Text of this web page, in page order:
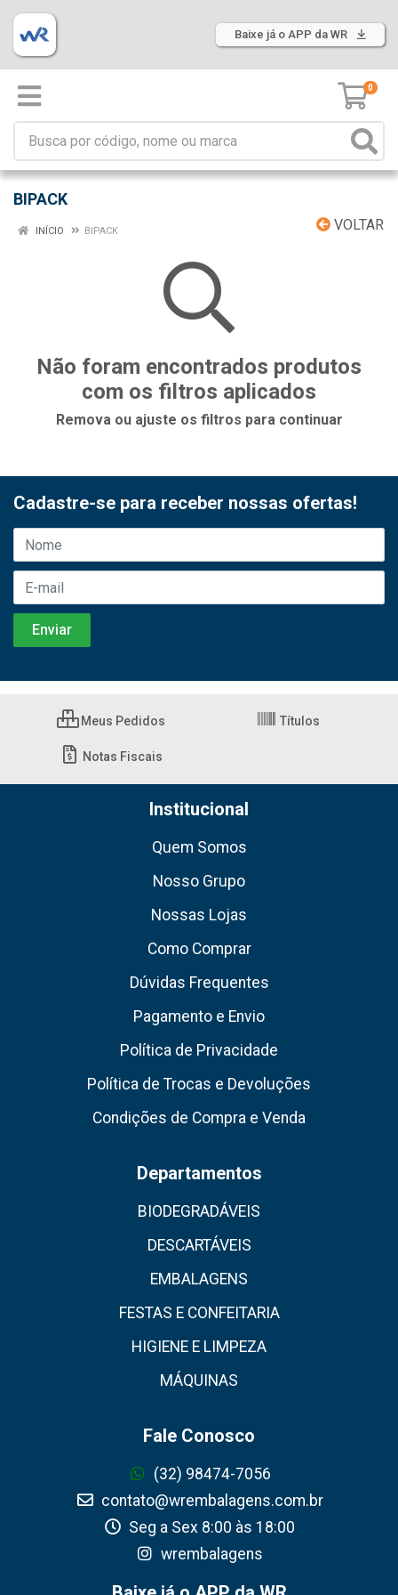
Baixe já o APP da WR
0
BIPACK
VOLTAR
INÍCIO BIPACK
Não foram encontrados produtos
com os filtros aplicados
Remova ou ajuste os filtros para continuar
Cadastre-se para receber nossas ofertas!
Meus Pedidos Títulos
Notas Fiscais
Institucional
Quem Somos
Nosso Grupo
Nossas Lojas
Como Comprar
Dúvidas Frequentes
Pagamento e Envio
Política de Privacidade
Política de Trocas e Devoluções
Condições de Compra e Venda
Departamentos
BIODEGRADÁVEIS
DESCARTÁVEIS
EMBALAGENS
FESTAS E CONFEITARIA
HIGIENE E LIMPEZA
MÁQUINAS
Fale Conosco
(32) 98474-7056
contato@wrembalagens.com.br
Seg a Sex 8:00 às 18:00
wrembalagens